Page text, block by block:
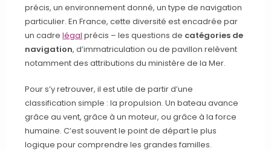
précis, un environnement donné, un type de navigation
particulier. En France, cette diversité est encadrée par
un cadrelégal précis – les questions de catégories de
navigation, d’immatriculation ou de pavillon relèvent
notamment des attributions du ministère de la Mer.
Pour s’y retrouver, il est utile de partir d’une
classification simple : la propulsion. Un bateau avance
grâce au vent, grâce à un moteur, ou grâce à la force
humaine. C’est souvent le point de départ le plus
logique pour comprendre les grandes familles.